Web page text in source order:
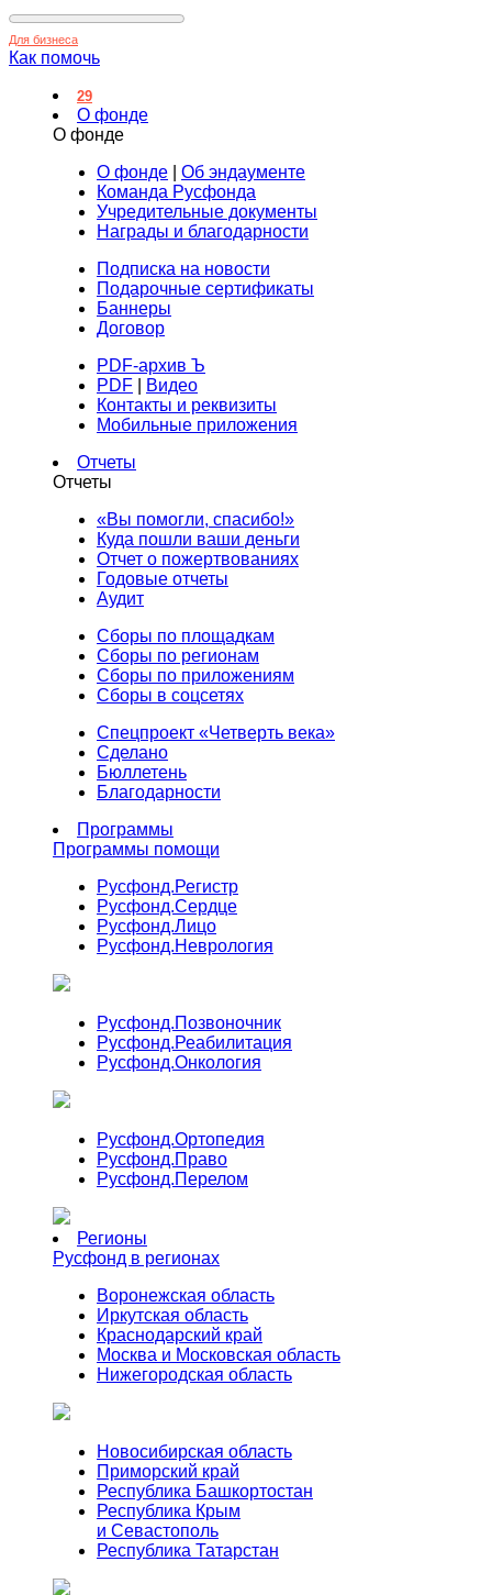
Для бизнеса
Как помочь
29
О фонде
О фонде
О фонде
Об эндаументе
Команда Русфонда
Учредительные документы
Награды и благодарности
Подписка на новости
Подарочные сертификаты
Баннеры
Договор
PDF-архив Ъ
PDF
Видео
Контакты и реквизиты
Мобильные приложения
Отчеты
Отчеты
«Вы помогли, спасибо!»
Куда пошли ваши деньги
Отчет о пожертвованиях
Годовые отчеты
Аудит
Сборы по площадкам
Сборы по регионам
Сборы по приложениям
Сборы в соцсетях
Спецпроект «Четверть века»
Сделано
Бюллетень
Благодарности
Программы
Программы помощи
Русфонд.Регистр
Русфонд.Сердце
Русфонд.Лицо
Русфонд.Неврология
Русфонд.Позвоночник
Русфонд.Реабилитация
Русфонд.Онкология
Русфонд.Ортопедия
Русфонд.Право
Русфонд.Перелом
Регионы
Русфонд в регионах
Воронежская область
Иркутская область
Краснодарский край
Москва и Московская область
Нижегородская область
Новосибирская область
Приморский край
Республика Башкортостан
Республика Крым
и Севастополь
Республика Татарстан